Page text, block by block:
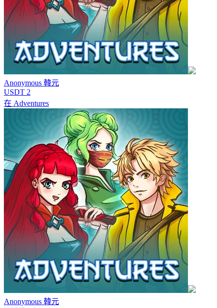
Anonymous 韓元
USDT 2
在 Adventures
Anonymous 韓元